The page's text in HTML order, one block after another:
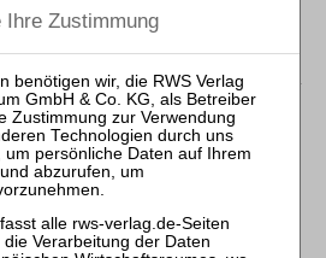
/ Pöllath / Bergjan / Engelhardt
in Recht und Praxis
135
Seiten
Köln